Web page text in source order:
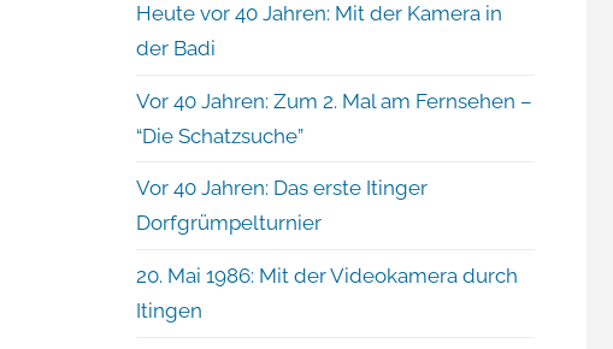
Heute vor 40 Jahren: Mit der Kamera in
der Badi
Vor 40 Jahren: Zum 2. Mal am Fernsehen –
“Die Schatzsuche”
Vor 40 Jahren: Das erste Itinger
Dorfgrümpelturnier
20. Mai 1986: Mit der Videokamera durch
Itingen